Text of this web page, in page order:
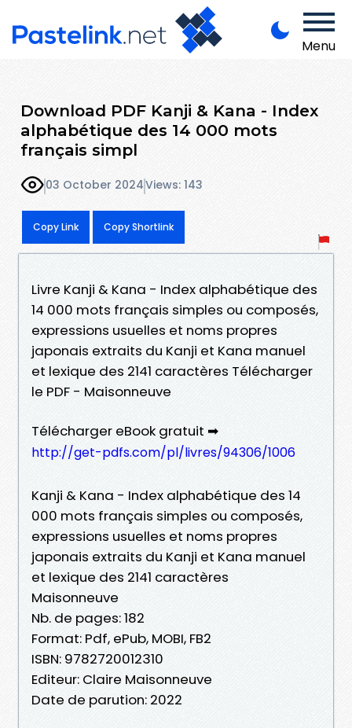
Menu
Download PDF Kanji & Kana - Index
alphabétique des 14 000 mots
français simpl
03 October 2024Views: 143
Copy Link Copy Shortlink
Livre Kanji & Kana - Index alphabétique des
14 000 mots français simples ou composés,
expressions usuelles et noms propres
japonais extraits du Kanji et Kana manuel
et lexique des 2141 caractères Télécharger
le PDF - Maisonneuve
Télécharger eBook gratuit ➡
http://get-pdfs.com/pl/livres/94306/1006
Kanji & Kana - Index alphabétique des 14
000 mots français simples ou composés,
expressions usuelles et noms propres
japonais extraits du Kanji et Kana manuel
et lexique des 2141 caractères
Maisonneuve
Nb. de pages: 182
Format: Pdf, ePub, MOBI, FB2
ISBN: 9782720012310
Editeur: Claire Maisonneuve
Date de parution: 2022